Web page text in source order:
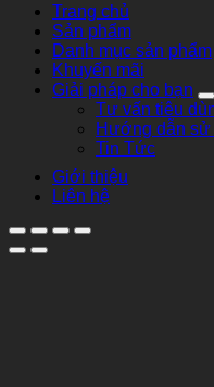
Trang chủ
Sản phẩm
Danh mục sản phẩm
Khuyến mãi
Giải pháp cho bạn
Tư vấn tiêu
Hướng dẫn sử
Tin Tức
Giới thiệu
Liên hệ